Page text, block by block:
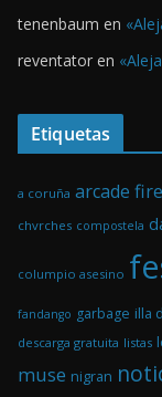
tenenbaum en
reventator en
Etiquetas
a coruña arcade fire
chvrches compostela
columpio asesino
fandango garbage illa
descarga gratuita listas
muse nigran